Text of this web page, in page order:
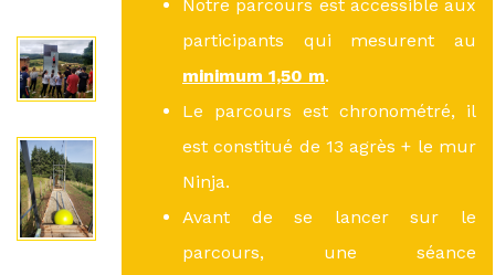
Notre parcours est accessible aux
participants qui mesurent au
minimum 1,50 m.
Le parcours est chronométré, il
est constitué de 13 agrès + le mur
Ninja.
Avant de se lancer sur le
parcours, une séance